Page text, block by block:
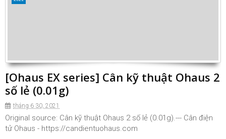
[Ohaus EX series] Cân kỹ thuật Ohaus 2
số lẻ (0.01g)
tháng 6 30, 2021
Original source: Cân kỹ thuật Ohaus 2 số lẻ (0.01g).--- Cân điện
tử Ohaus - https://candientuohaus.com